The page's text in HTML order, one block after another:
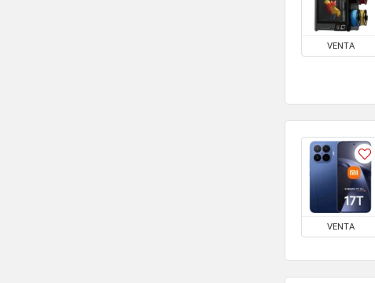
VENTA
VENTA